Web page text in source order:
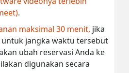
.
maksimal 30 menit, jika
jangka waktu tersebut
ubah reservasi Anda ke
digunakan secara